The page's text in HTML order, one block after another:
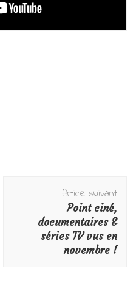
Article suivant
Point ciné,
documentaires &
séries TV vus en
novembre !